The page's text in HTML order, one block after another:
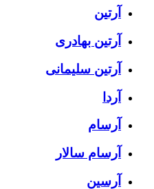
آرتین
آرتین بهادری
آرتین سلیمانی
آردا
آرسام
آرسام سالار
آرسین